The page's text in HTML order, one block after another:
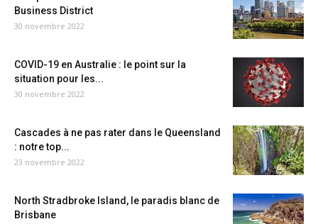
Business District
30 novembre 2022
COVID-19 en Australie : le point sur la
situation pour les...
30 novembre 2022
Cascades à ne pas rater dans le Queensland
: notre top...
23 novembre 2022
North Stradbroke Island, le paradis blanc de
Brisbane